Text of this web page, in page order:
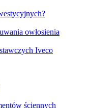
owłosienia
Iveco
ściennych